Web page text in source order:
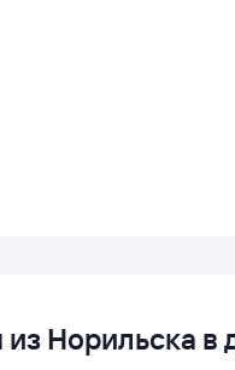
из Норильска в